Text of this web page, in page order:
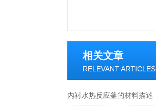
相关文章
RELEVANT ARTICLES
内衬水热反应釜的材料描述